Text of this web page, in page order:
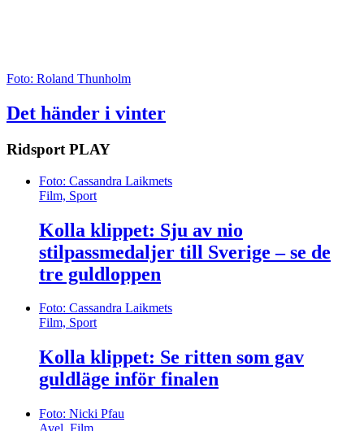
Foto: Roland Thunholm
Det händer i vinter
Ridsport PLAY
Foto: Cassandra Laikmets
Film, Sport
Kolla klippet: Sju av nio
stilpassmedaljer till Sverige – se de
tre guldloppen
Foto: Cassandra Laikmets
Film, Sport
Kolla klippet: Se ritten som gav
guldläge inför finalen
Foto: Nicki Pfau